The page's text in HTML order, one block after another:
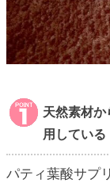
天然素材
用している
パティ葉酸サプ